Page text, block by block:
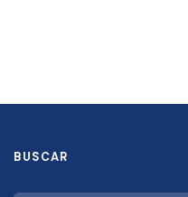
BUSCAR